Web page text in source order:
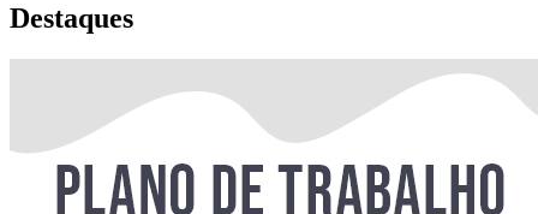
Destaques